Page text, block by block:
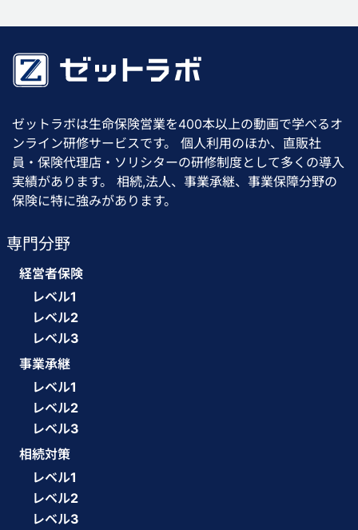
ゼットラボは生命保険営業を400本以上の動画で学べるオ
ンライン研修サービスです。 個人利用のほか、直販社
員・保険代理店・ソリシターの研修制度として多くの導入
実績があります。 相続,法人、事業承継、事業保障分野の
保険に特に強みがあります。
専門分野
経営者保険
レベル1
レベル2
レベル3
事業承継
レベル1
レベル2
レベル3
相続対策
レベル1
レベル2
レベル3